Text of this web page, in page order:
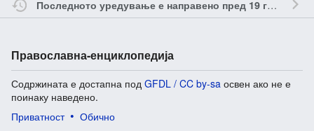
Последното уредување е направено пред 19 години од
Православна-енциклопедија
Содржината е достапна под GFDL / CC by-sa освен ако не е
поинаку наведено.
Приватност
Обично